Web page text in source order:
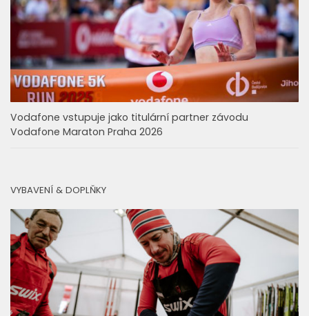
Vodafone vstupuje jako titulární partner závodu
Vodafone Maraton Praha 2026
VYBAVENÍ & DOPLŇKY